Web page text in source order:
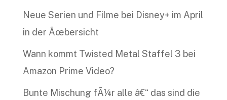
Neue Serien und Filme bei Disney+ im April
in der Ãœbersicht
Wann kommt Twisted Metal Staffel 3 bei
Amazon Prime Video?
Bunte Mischung fÃ¼r alle â€“ das sind die